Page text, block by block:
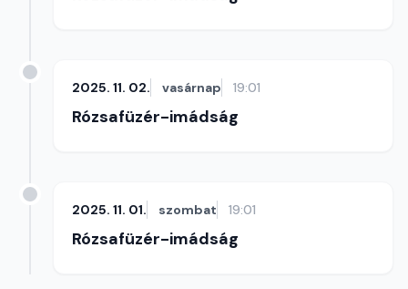
2025. 11. 02. vasárnap 19:01
Rózsafüzér-imádság
2025. 11. 01. szombat 19:01
Rózsafüzér-imádság